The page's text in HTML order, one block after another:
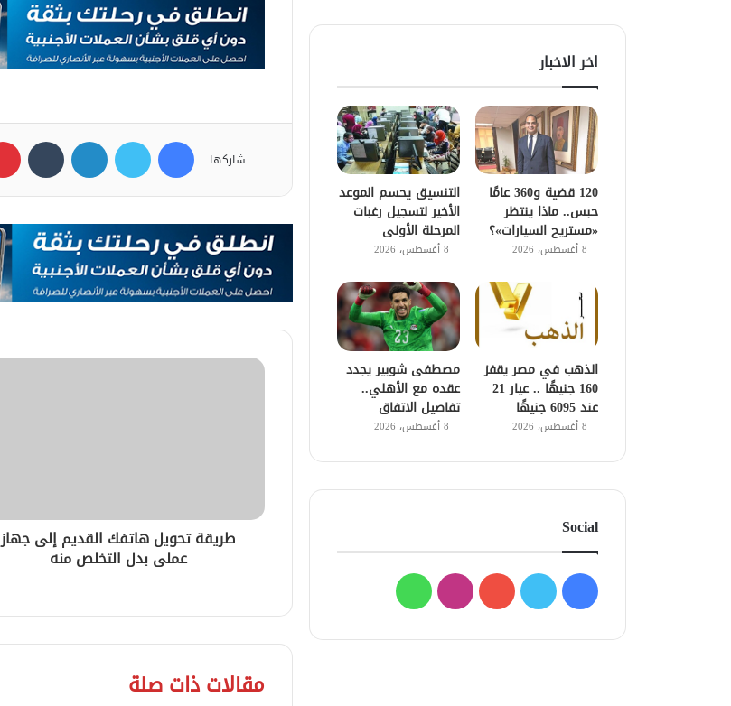
شاركها
فيسبوك تويتر لينكدإن
طريقة تحويل هاتفك القديم إلى جهاز
عملى بدل التخلص منه
مقالات ذات صلة
اخر الاخبار
120 قضية و360 عامًا
حبس.. ماذا ينتظر
«مستريح السيارات»؟
8 أغسطس، 2026
التنسيق يحسم الموعد
الأخير لتسجيل رغبات
المرحلة الأولى
8 أغسطس، 2026
الذهب في مصر يقفز
160 جنيهًا .. عيار 21
عند 6095 جنيهًا
8 أغسطس، 2026
مصطفى شوبير يجدد
عقده مع الأهلي..
تفاصيل الاتفاق
8 أغسطس، 2026
Social
فيسبوك
تويتر يوتيوبانستقرامواتساب